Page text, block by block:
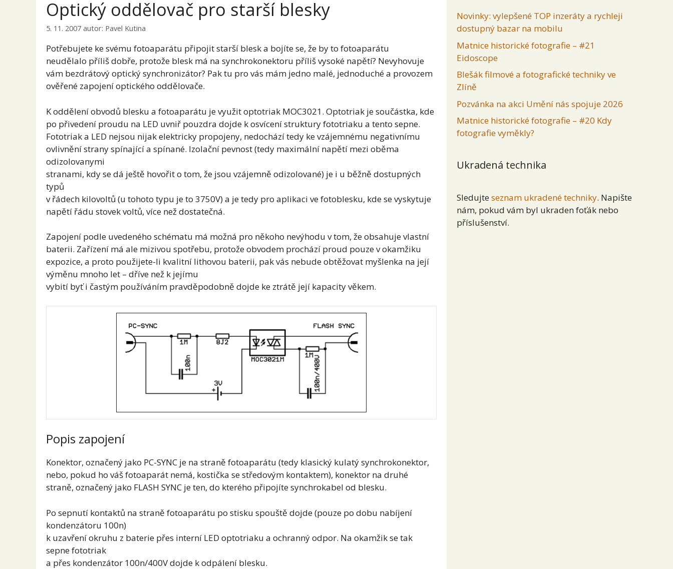
Optický oddělovač pro starší blesky
5. 11. 2007 autor: Pavel Kutina
Potřebujete ke svému fotoaparátu připojit starší blesk a bojíte se, že by to fotoaparátu
neudělalo příliš dobře, protože blesk má na synchrokonektoru příliš vysoké napětí? Nevyhovuje
vám bezdrátový optický synchronizátor? Pak tu pro vás mám jedno malé, jednoduché a provozem
ověřené zapojení optického oddělovače.
K oddělení obvodů blesku a fotoaparátu je využit optotriak MOC3021. Optotriak je součástka, kde
po přivedení proudu na LED uvniř pouzdra dojde k osvícení struktury fototriaku a tento sepne.
Fototriak a LED nejsou nijak elektricky propojeny, nedochází tedy ke vzájemnému negativnímu
ovlivnění strany spínající a spínané. Izolační pevnost (tedy maximální napětí mezi oběma
odizolovanymi
stranami, kdy se dá ještě hovořit o tom, že jsou vzájemně odizolované) je i u běžně dostupných
typů
v řádech kilovoltů (u tohoto typu je to 3750V) a je tedy pro aplikaci ve fotoblesku, kde se vyskytuje
napětí řádu stovek voltů, více než dostatečná.
Zapojení podle uvedeného schématu má možná pro někoho nevýhodu v tom, že obsahuje vlastní
baterii. Zařízení má ale mizivou spotřebu, protože obvodem prochází proud pouze v okamžiku
expozice, a proto použijete-li kvalitní lithovou baterii, pak vás nebude obtěžovat myšlenka na její
výměnu mnoho let – dříve než k jejímu
vybití byť i častým používáním pravděpodobně dojde ke ztrátě její kapacity věkem.
Popis zapojení
Konektor, označený jako PC-SYNC je na straně fotoaparátu (tedy klasický kulatý synchrokonektor,
nebo, pokud ho váš fotoaparát nemá, kostička se středovým kontaktem), konektor na druhé
straně, označený jako FLASH SYNC je ten, do kterého připojíte synchrokabel od blesku.
Po sepnutí kontaktů na straně fotoaparátu po stisku spouště dojde (pouze po dobu nabíjení
kondenzátoru 100n)
k uzavření okruhu z baterie přes interní LED optotriaku a ochranný odpor. Na okamžik se tak
sepne fototriak
a přes kondenzátor 100n/400V dojde k odpálení blesku.
Novinky: vylepšené TOP inzeráty a rychleji
dostupný bazar na mobilu
Matnice historické fotografie – #21
Eidoscope
Blešák filmové a fotografické techniky ve
Zlíně
Pozvánka na akci Umění nás spojuje 2026
Matnice historické fotografie – #20 Kdy
fotografie vyměkly?
Ukradená technika
Sledujte seznam ukradené techniky. Napište
nám, pokud vám byl ukraden foťák nebo
příslušenství.